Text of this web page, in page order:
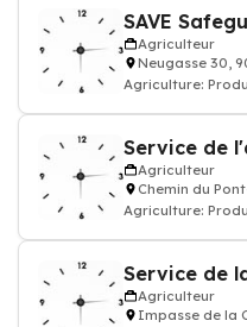
SAVE
Agriculteur
Neugasse 30,
Agriculture:
Service de
Agriculteur
Chemin du
Agriculture:
Service de
Agriculteur
Impasse de la